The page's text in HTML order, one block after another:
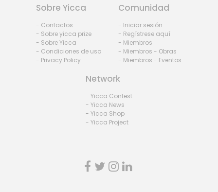
Sobre Yicca
- Contactos
- Sobre yicca prize
- Sobre Yicca
- Condiciones de uso
- Privacy Policy
Comunidad
- Iniciar sesión
- Regístrese aquí
- Miembros
- Miembros - Obras
- Miembros - Eventos
Network
- Yicca Contest
- Yicca News
- Yicca Shop
- Yicca Project